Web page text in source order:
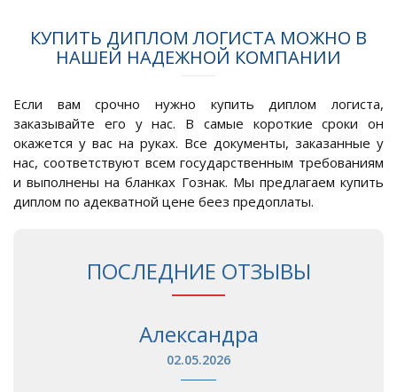
КУПИТЬ ДИПЛОМ ЛОГИСТА МОЖНО В
НАШЕЙ НАДЕЖНОЙ КОМПАНИИ
Если вам срочно нужно купить диплом логиста,
заказывайте его у нас. В самые короткие сроки он
окажется у вас на руках. Все документы, заказанные у
нас, соответствуют всем государственным требованиям
и выполнены на бланках Гознак. Мы предлагаем купить
диплом по адекватной цене беез предоплаты.
ПОСЛЕДНИЕ ОТЗЫВЫ
Александра
02.05.2026